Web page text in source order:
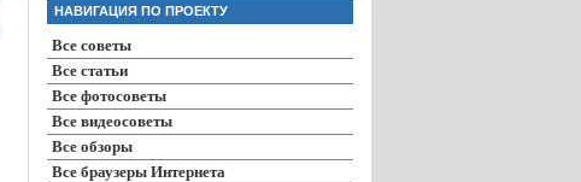
НАВИГАЦИЯ ПО ПРОЕКТУ
Все советы
Все статьи
Все фотосоветы
Все видеосоветы
Все обзоры
Все браузеры Интернета